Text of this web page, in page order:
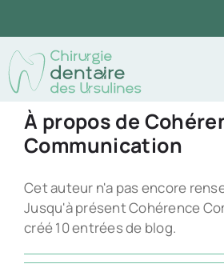
contenu
À propos de
Communication
Cet auteur n'a pas encore
Jusqu'à présent Cohérence
créé 10 entrées de blog.